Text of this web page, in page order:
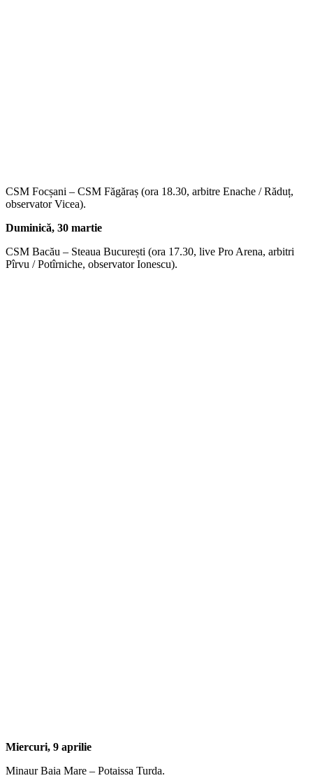
CSM Focșani – CSM Făgăraș (ora 18.30, arbitre Enache / Răduț,
observator Vicea).
Duminică, 30 martie
CSM Bacău – Steaua București (ora 17.30, live Pro Arena, arbitri
Pîrvu / Potîrniche, observator Ionescu).
Miercuri, 9 aprilie
Minaur Baia Mare – Potaissa Turda.